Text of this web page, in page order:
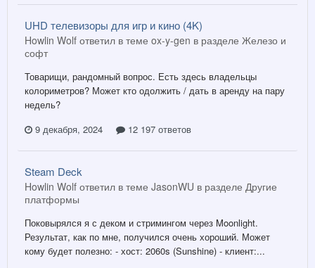
UHD телевизоры для игр и кино (4K)
Howlin Wolf ответил в теме ox-y-gen в разделе Железо и
софт
Товарищи, рандомный вопрос. Есть здесь владельцы
колориметров? Может кто одолжить / дать в аренду на пару
недель?
9 декабря, 2024
12 197 ответов
Steam Deck
Howlin Wolf ответил в теме JasonWU в разделе Другие
платформы
Поковырялся я с деком и стримингом через Moonlight.
Результат, как по мне, получился очень хороший. Может
кому будет полезно: - хост: 2060s (Sunshine) - клиент:...